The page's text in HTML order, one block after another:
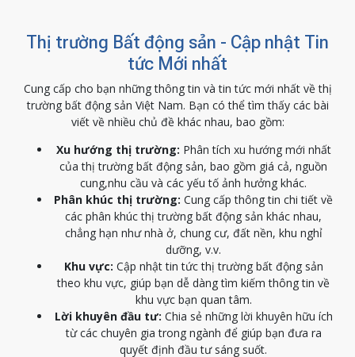
Thị trường Bất động sản - Cập nhật Tin
tức Mới nhất
Cung cấp cho bạn những thông tin và tin tức mới nhất về thị
trường bất động sản Việt Nam. Bạn có thể tìm thấy các bài
viết về nhiều chủ đề khác nhau, bao gồm:
Xu hướng thị trường: Phân tích xu hướng mới nhất
của thị trường bất động sản, bao gồm giá cả, nguồn
cung,nhu cầu và các yếu tố ảnh hưởng khác.
Phân khúc thị trường: Cung cấp thông tin chi tiết về
các phân khúc thị trường bất động sản khác nhau,
chẳng hạn như nhà ở, chung cư, đất nền, khu nghỉ
dưỡng, v.v.
Khu vực: Cập nhật tin tức thị trường bất động sản
theo khu vực, giúp bạn dễ dàng tìm kiếm thông tin về
khu vực bạn quan tâm.
Lời khuyên đầu tư: Chia sẻ những lời khuyên hữu ích
từ các chuyên gia trong ngành để giúp bạn đưa ra
quyết định đầu tư sáng suốt.